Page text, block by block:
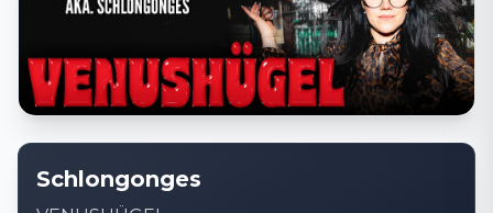
Schlongonges